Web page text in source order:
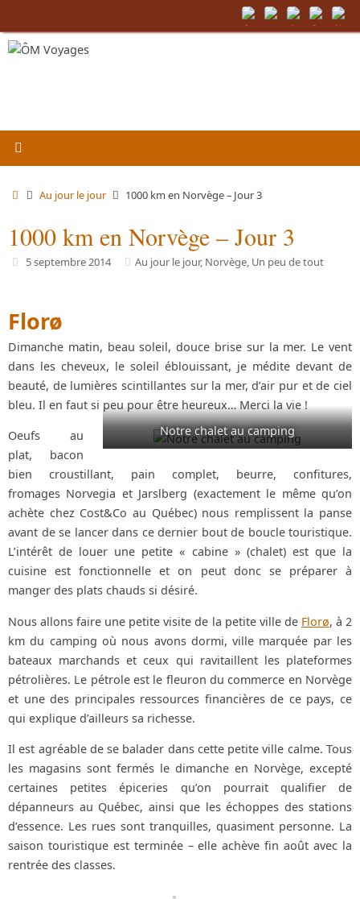
au
contenu
AccueilAu jour le jour 1000 km en Norvège – Jour 3
1000 km en Norvège – Jour 3
5 septembre 2014 Au jour le jour, Norvège, Un peu de tout
Florø
Dimanche matin, beau soleil, douce brise sur la mer. Le vent
dans les cheveux, le soleil éblouissant, je médite devant de
beauté, de lumières scintillantes sur la mer, d’air pur et de ciel
bleu. Il en faut si peu pour être heureux… Merci la vie !
Notre chalet au camping
Oeufs au
plat, bacon
bien croustillant, pain complet, beurre, confitures,
fromages Norvegia et Jarslberg (exactement le même qu’on
achète chez Cost&Co au Québec) nous remplissent la panse
avant de se lancer dans ce dernier bout de boucle touristique.
L’intérêt de louer une petite « cabine » (chalet) est que la
cuisine est fonctionnelle et on peut donc se préparer à
manger des plats chauds si désiré.
Nous allons faire une petite visite de la petite ville de Florø, à 2
km du camping où nous avons dormi, ville marquée par les
bateaux marchands et ceux qui ravitaillent les plateformes
pétrolières. Le pétrole est le fleuron du commerce en Norvège
et une des principales ressources financières de ce pays, ce
qui explique d’ailleurs sa richesse.
Il est agréable de se balader dans cette petite ville calme. Tous
les magasins sont fermés le dimanche en Norvège, excepté
certaines petites épiceries qu’on pourrait qualifier de
dépanneurs au Québec, ainsi que les échoppes des stations
d’essence. Les rues sont tranquilles, quasiment personne. La
saison touristique est terminée – elle achève fin août avec la
rentrée des classes.